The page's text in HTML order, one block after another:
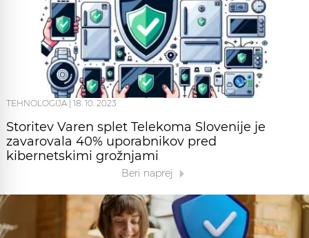
TEHNOLOGIJA | 18. 10. 2023
Storitev Varen splet Telekoma Slovenije je
zavarovala 40% uporabnikov pred
kibernetskimi grožnjami
Beri naprej